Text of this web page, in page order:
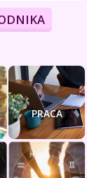
PRACA